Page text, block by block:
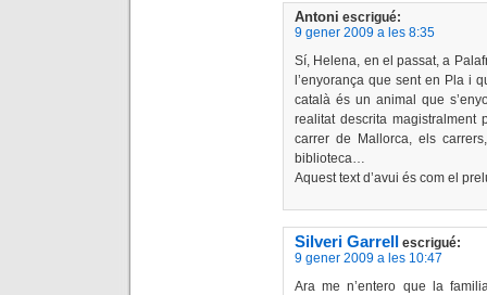
Antoni escrigué:
9 gener 2009 a les 8:35
Sí, Helena, en el passat, a
l’enyorança que sent en Pla i
català és un animal que
realitat descrita
carrer de Mallorca, els
biblioteca…
Aquest text d’avui és com el
Silveri Garrell
escrigué:
9 gener 2009 a les 10:47
Ara me n’entero que la